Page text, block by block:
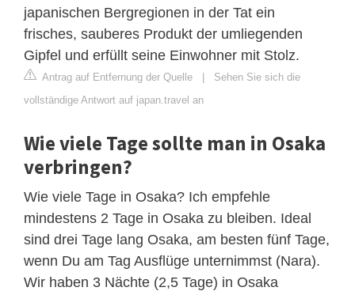
japanischen Bergregionen in der Tat ein
frisches, sauberes Produkt der umliegenden
Gipfel und erfüllt seine Einwohner mit Stolz.
Antrag auf Entfernung der Quelle | Sehen Sie sich die
vollständige Antwort auf japan.travel an
Wie viele Tage sollte man in Osaka
verbringen?
Wie viele Tage in Osaka? Ich empfehle
mindestens 2 Tage in Osaka zu bleiben. Ideal
sind drei Tage lang Osaka, am besten fünf Tage,
wenn Du am Tag Ausflüge unternimmst (Nara).
Wir haben 3 Nächte (2,5 Tage) in Osaka